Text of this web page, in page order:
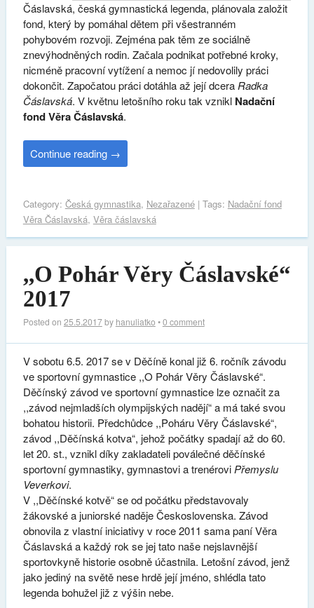
Čáslavská, česká gymnastická legenda, plánovala založit
fond, který by pomáhal dětem při všestranném
pohybovém rozvoji. Zejména pak těm ze sociálně
znevýhodněných rodin. Začala podnikat potřebné kroky,
nicméně pracovní vytížení a nemoc jí nedovolily práci
dokončit. Započatou práci dotáhla až její dceraRadka
Čáslavská. V květnu letošního roku tak vznikl Nadační
fond Věra Čáslavská.
Continue reading →
Category: Česká gymnastika, Nezařazené| Tags: Nadační fond
Věra Čáslavská, Věra čáslavská
,,O Pohár Věry Čáslavské“
2017
Posted on 25.5.2017by hanuliatko •0 comment
V sobotu 6.5. 2017 se v Děčíně konal již 6. ročník závodu
ve sportovní gymnastice ,,O Pohár Věry Čáslavské“.
Děčínský závod ve sportovní gymnastice lze označit za
,,závod nejmladších olympijských nadějí“ a má také svou
bohatou historii. Předchůdce ,,Poháru Věry Čáslavské“,
závod ,,Děčínská kotva“, jehož počátky spadají až do 60.
let 20. st., vznikl díky zakladateli poválečné děčínské
sportovní gymnastiky, gymnastovi a trenérovi Přemyslu
Veverkovi.
V ,,Děčínské kotvě“ se od počátku představovaly
žákovské a juniorské naděje Československa. Závod
obnovila z vlastní iniciativy v roce 2011 sama paní Věra
Čáslavská a každý rok se jej tato naše nejslavnější
sportovkyně historie osobně účastnila. Letošní závod, jenž
jako jediný na světě nese hrdě její jméno, shlédla tato
legenda bohužel již z výšin nebe.